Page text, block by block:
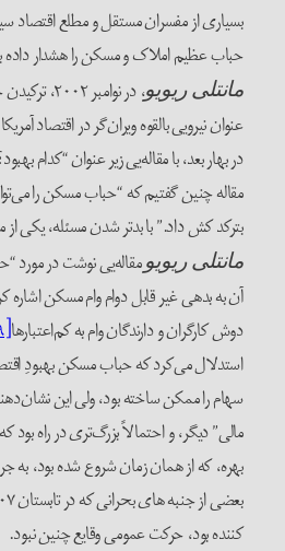
بسیاری از مفسران مستقل و مطلع اقتصاد
حباب عظیم املاک و مسکن را هشدار داده
مانتلی ریویو
، در نوامبر
عنوان نیرویی بالقوه ویران‌گر در اقتصاد
در بهار بعد، با مقاله‌یی زیر عنوان “کدام
مقاله چنین گفتیم که “حباب مسکن را
بترکد کش ‌داد.” با بدتر شدن مسئله، یکی از ما
مانتلی ریویومقاله‌یی نوشت در مورد
آن به بدهی غیر قابل دوام وام مسکن اشاره
دوش کارگران و دارندگان وام به کم‌اعتبارها[۱۹]
استدلال می‌کرد که حباب مسکن بهبودِ
سهام را ممکن ساخته بود، ولی این
مالی” دیگر، و احتمالاً بزرگ‌تری در راه بود
بهره، که از همان زمان شروع شده بود، به
کننده بود، حرکت عمومی وقایع چنین نبود.